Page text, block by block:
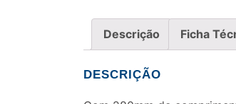
Descrição Ficha
DESCRIÇÃO